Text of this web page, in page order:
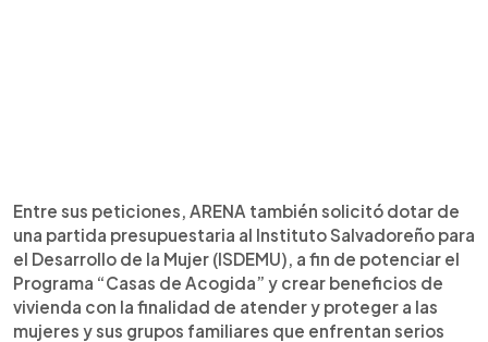
Entre sus peticiones, ARENA también solicitó dotar de
una partida presupuestaria al Instituto Salvadoreño para
el Desarrollo de la Mujer (ISDEMU), a fin de potenciar el
Programa “Casas de Acogida” y crear beneficios de
vivienda con la finalidad de atender y proteger a las
mujeres y sus grupos familiares que enfrentan serios